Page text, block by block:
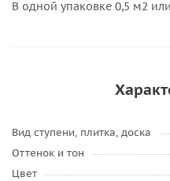
В одной упаковке 0,5 м2
Вид ступени, плитка, доска
Оттенок и тон
Цвет